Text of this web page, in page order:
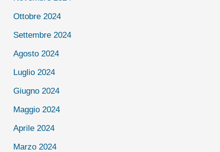
Ottobre 2024
Settembre 2024
Agosto 2024
Luglio 2024
Giugno 2024
Maggio 2024
Aprile 2024
Marzo 2024